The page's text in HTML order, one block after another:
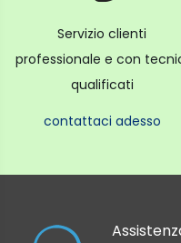
Servizio clienti
professionale e con
qualificati
contattaci adesso